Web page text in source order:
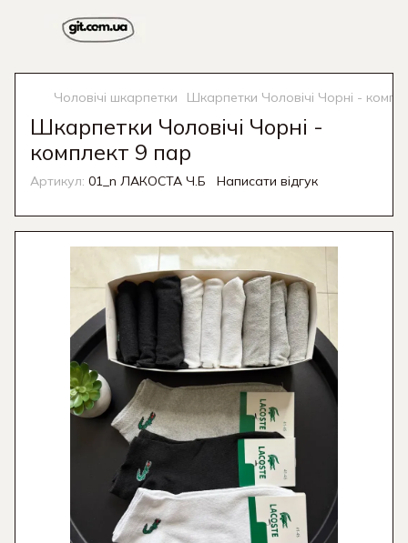
Чоловічі шкарпетки Шкарпетки Чоловічі Чорні -
Шкарпетки Чоловічі Чорні -
комплект 9 пар
Артикул: 01_n ЛАКОСТА Ч.Б Написати відгук